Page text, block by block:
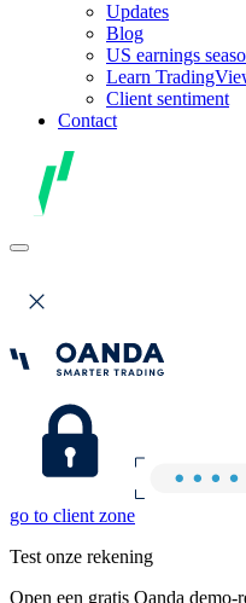
Updates
Blog
US earnings
Learn
Client sentiment
Contact
go to client zone
Test onze rekening
Open een gratis Oanda demo-